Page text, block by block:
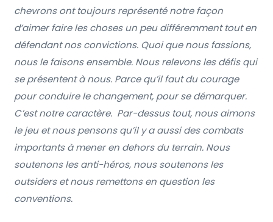
chevrons ont toujours représenté notre façon
d’aimer faire les choses un peu différemment tout en
défendant nos convictions. Quoi que nous fassions,
nous le faisons ensemble. Nous relevons les défis qui
se présentent à nous. Parce qu’il faut du courage
pour conduire le changement, pour se démarquer.
C’est notre caractère. Par-dessus tout, nous aimons
le jeu et nous pensons qu’il y a aussi des combats
importants à mener en dehors du terrain. Nous
soutenons les anti-héros, nous soutenons les
outsiders et nous remettons en question les
conventions.